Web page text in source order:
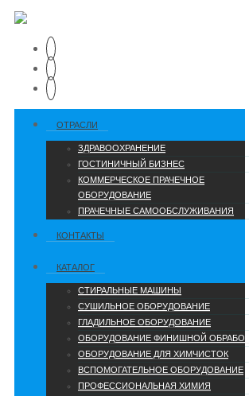
ОТРАСЛИ
ЗДРАВООХРАНЕНИЕ
ГОСТИНИЧНЫЙ БИЗНЕС
КОММЕРЧЕСКОЕ ПРАЧЕЧНОЕ
ОБОРУДОВАНИЕ
ПРАЧЕЧНЫЕ САМООБСЛУЖИВАНИЯ
КОНТАКТЫ
КАТАЛОГ
СТИРАЛЬНЫЕ МАШИНЫ
СУШИЛЬНОЕ ОБОРУДОВАНИЕ
ГЛАДИЛЬНОЕ ОБОРУДОВАНИЕ
ОБОРУДОВАНИЕ ФИНИШНОЙ
ОБОРУДОВАНИЕ ДЛЯ ХИМЧИСТОК
ВСПОМОГАТЕЛЬНОЕ ОБОРУДОВАНИЕ
ПРОФЕССИОНАЛЬНАЯ ХИМИЯ